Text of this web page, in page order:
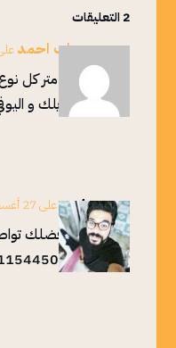
2 التعليقات
رحاب احمد على 19 أغسطس،
سعر متر كل
الاكريلك و
zagعلى 27 أغسطس، 2025 في 2:45 م
من فضلك